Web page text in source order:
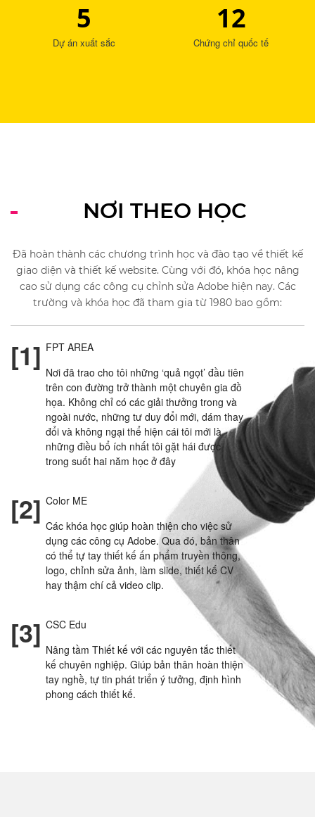
5
Dự án xuất sắc
12
Chứng chỉ quốc tế
NƠI THEO HỌC
Đã hoàn thành các chương trình học và đào tạo về thiết kế
giao diện và thiết kế website. Cùng với đó, khóa học nâng
cao sử dụng các công cụ chỉnh sửa Adobe hiện nay. Các
trường và khóa học đã tham gia từ 1980 bao gồm:
[1] FPT AREA
Nơi đã trao cho tôi những ‘quả ngọt’ đầu tiên
trên con đường trở thành một chuyên gia đồ
họa. Không chỉ có các giải thưởng trong và
ngoài nước, những tư duy đổi mới, dám thay
đổi và không ngại thể hiện cái tôi mới là
những điều bổ ích nhất tôi gặt hái được
trong suốt hai năm học ở đây
[2] Color ME
Các khóa học giúp hoàn thiện cho việc sử
dụng các công cụ Adobe. Qua đó, bản thân
có thể tự tay thiết kế ấn phẩm truyền thông,
logo, chỉnh sửa ảnh, làm slide, thiết kế CV
hay thậm chí cả video clip.
[3] CSC Edu
Nâng tầm Thiết kế với các nguyên tắc thiết
kế chuyên nghiệp. Giúp bản thân hoàn thiện
tay nghề, tự tin phát triển ý tưởng, định hình
phong cách thiết kế.